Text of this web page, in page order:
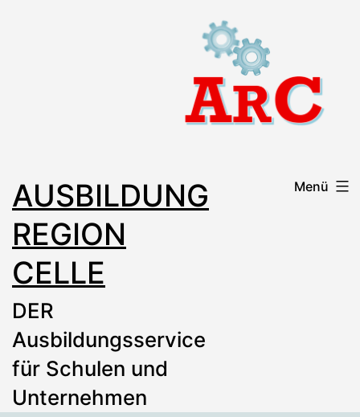
AUSBILDUNG
REGION
CELLE
DER
Ausbildungsservice
für Schulen und
Unternehmen
Menü